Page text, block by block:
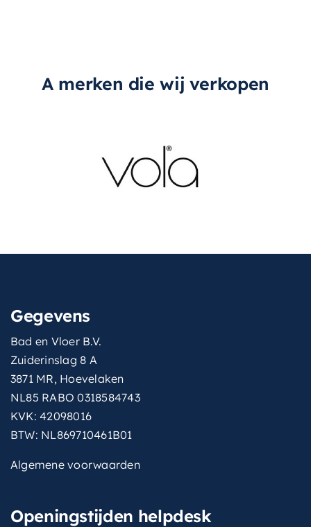
A merken die wij verkopen
Gegevens
Bad en Vloer B.V.
Zuiderinslag 8 A
3871 MR, Hoevelaken
NL85 RABO 0318584743
KVK: 42098016
BTW: NL869710461B01
Algemene voorwaarden
Openingstijden helpdesk